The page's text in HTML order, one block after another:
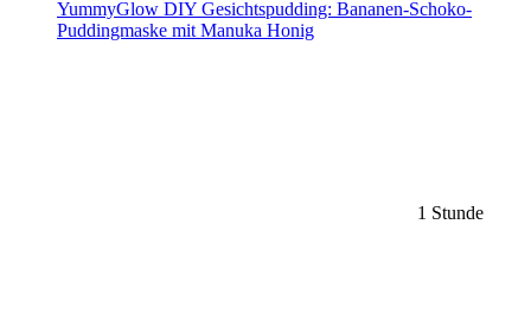
YummyGlow DIY Gesichtspudding: Bananen-Schoko-
Puddingmaske mit Manuka Honig
1 Stunde